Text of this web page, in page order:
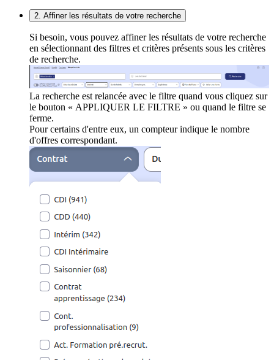
2. Affiner les résultats de votre recherche
Si besoin, vous pouvez affiner les résultats de votre recherche
en sélectionnant des filtres et critères présents sous les critères
de recherche.
La recherche est relancée avec le filtre quand vous cliquez sur
le bouton « APPLIQUER LE FILTRE » ou quand le filtre se
ferme.
Pour certains d'entre eux, un compteur indique le nombre
d'offres correspondant.